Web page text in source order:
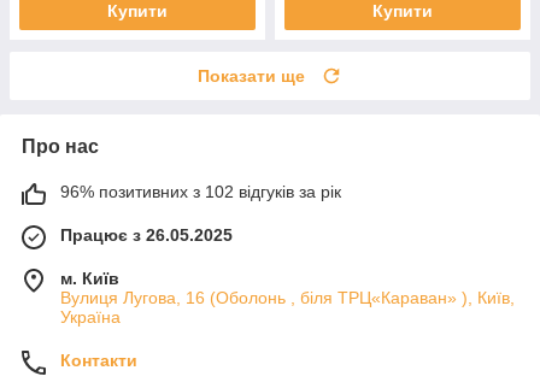
Купити Купити
Показати ще
Про нас
96% позитивних з 102 відгуків за рік
Працює з 26.05.2025
м. Київ
Вулиця Лугова, 16 (Оболонь , біля ТРЦ«Караван» ), Київ,
Україна
Контакти